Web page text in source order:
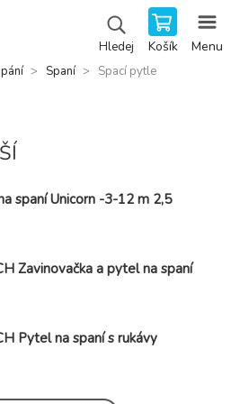
Hledej Košík Menu
Spaní Spací pytle
spaní Unicorn -3-12 m 2,5
Zavinovačka a pytel na spaní
Daisies 6-12m, 8-10kg, 2,5tog
Pytel na spaní s rukávy
Jersey Daisies 8-24m, 8-